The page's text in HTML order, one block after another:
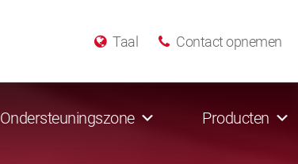
Contact opnemen
Taal
Ondersteuningszone Producten